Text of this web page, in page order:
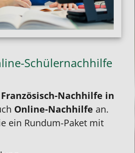
Schülernachhilfe
Französisch-Nachhilfe in
Online-Nachhilfe an.
ein Rundum-Paket mit